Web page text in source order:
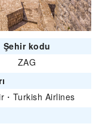
Şehir kodu
ZAG
・ Turkish Airlines